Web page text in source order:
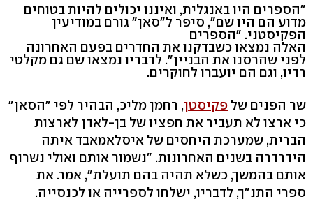
"הספרים היו באנגלית, ואיננו יכולים להיות בטוחים
מדוע הם היו שם", סיפר ל"סאן" גורם במודיעין
הפקיסטני. "הספרים
האלה נמצאו כשבדקנו את החדרים בפעם האחרונה
לפני שהרסנו את הבניין". לדבריו נמצאו שם גם מקלטי
רדיו, וגם הם יועברו לחוקרים.
שר הפנים של פקיסטן, רחמן מליכּ, הבהיר לפי "הסאן"
כי ארצו לא תעביר את חפציו של בן-לאדן לארצות
הברית, שמערכת היחסים של איסלאמאבד איתה
הידרדרה בשנים האחרונות. "נשמור אותם ואולי נשרוף
אותם בהמשך, כשלא תהיה בהם תועלת", אמר. את
ספרי התנ"ך, לדבריו, ישלחו לספרייה או לכנסייה.